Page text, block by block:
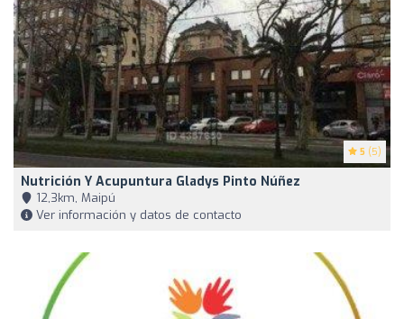
5 (5)
Nutrición Y Acupuntura Gladys Pinto Núñez
12,3km, Maipú
Ver información y datos de contacto